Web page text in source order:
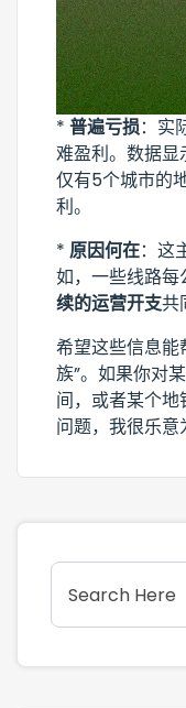
* 普遍亏损：实
难盈利。数据显
仅有5个城市的
利。
* 原因何在：这
如，一些线路每
续的运营开支共
希望这些信息能
族”。如果你对
间，或者某个
问题，我很乐意